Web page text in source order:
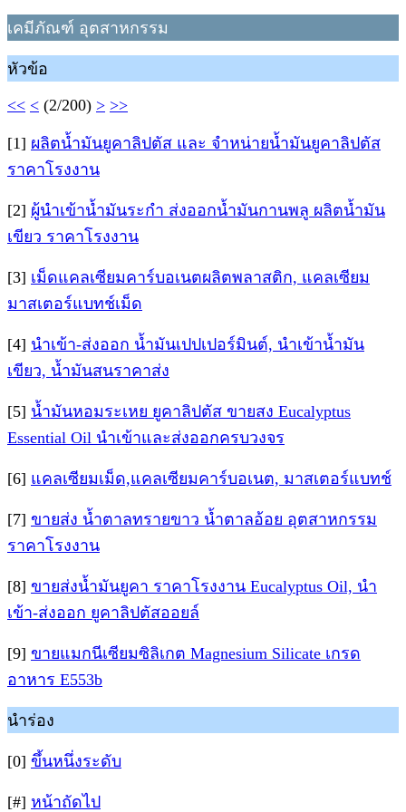
เคมีภัณฑ์ อุตสาหกรรม
หัวข้อ
<< < (2/200) > >>
[1] ผลิตน้ำมันยูคาลิปตัส และ จำหน่ายน้ำมันยูคาลิปตัส
ราคาโรงงาน
[2] ผู้นำเข้าน้ำมันระกำ ส่งออกน้ำมันกานพลู ผลิตน้ำมัน
เขียว ราคาโรงงาน
[3] เม็ดแคลเซียมคาร์บอเนตผลิตพลาสติก, แคลเซียม
มาสเตอร์แบทช์เม็ด
[4] นำเข้า-ส่งออก น้ำมันเปปเปอร์มินต์, นำเข้าน้ำมัน
เขียว, น้ำมันสนราคาส่ง
[5] น้ำมันหอมระเหย ยูคาลิปตัส ขายสง Eucalyptus
Essential Oil นำเข้าและส่งออกครบวงจร
[6] แคลเซียมเม็ด,แคลเซียมคาร์บอเนต, มาสเตอร์แบทช์
[7] ขายส่ง น้ำตาลทรายขาว น้ำตาลอ้อย อุตสาหกรรม
ราคาโรงงาน
[8] ขายส่งน้ำมันยูคา ราคาโรงงาน Eucalyptus Oil, นำ
เข้า-ส่งออก ยูคาลิปตัสออยล์
[9] ขายแมกนีเซียมซิลิเกต Magnesium Silicate เกรด
อาหาร E553b
นำร่อง
[0] ขึ้นหนึ่งระดับ
[#] หน้าถัดไป